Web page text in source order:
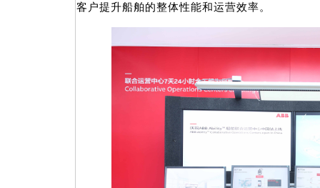
客户提升船舶的整体性能和运营效率。